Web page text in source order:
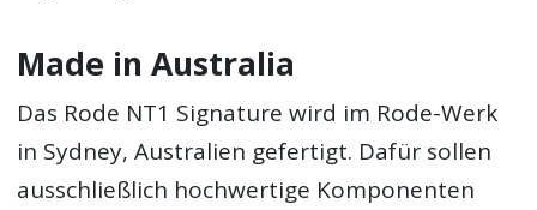
Made in Australia
Das Rode NT1 Signature wird im Rode-Werk
in Sydney, Australien gefertigt. Dafür sollen
ausschließlich hochwertige Komponenten